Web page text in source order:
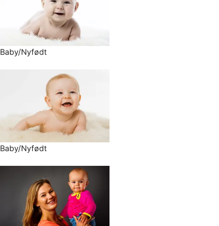
Baby/Nyfødt
Baby/Nyfødt